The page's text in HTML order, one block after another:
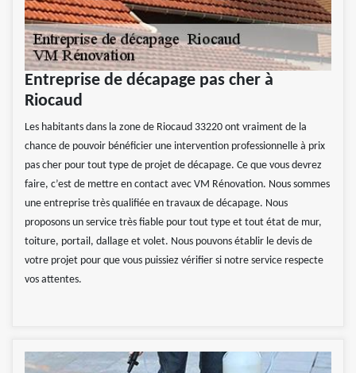
Entreprise de décapage pas cher à
Riocaud
Les habitants dans la zone de Riocaud 33220 ont vraiment de la
chance de pouvoir bénéficier une intervention professionnelle à prix
pas cher pour tout type de projet de décapage. Ce que vous devrez
faire, c’est de mettre en contact avec VM Rénovation. Nous sommes
une entreprise très qualifiée en travaux de décapage. Nous
proposons un service très fiable pour tout type et tout état de mur,
toiture, portail, dallage et volet. Nous pouvons établir le devis de
votre projet pour que vous puissiez vérifier si notre service respecte
vos attentes.